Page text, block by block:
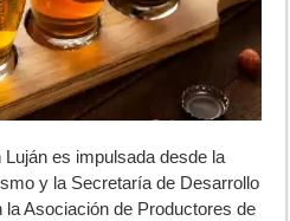
es impulsada desde la
y la Secretaría de Desarrollo
Asociación de Productores de